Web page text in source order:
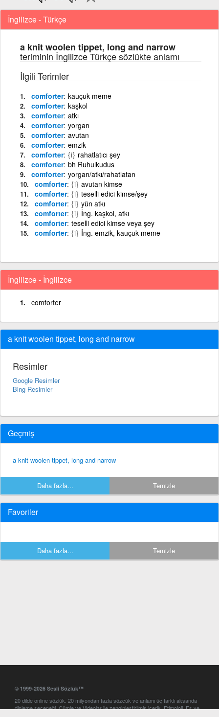
İngilizce - Türkçe
a knit woolen tippet, long and narrow
teriminin İngilizce Türkçe sözlükte anlamı
İlgili Terimler
comforter kauçuk meme
comforter kaşkol
comforter atkı
comforter yorgan
comforter avutan
comforter emzik
comforter {i} rahatlatıcı şey
comforter bh Ruhulkudus
comforter yorgan/atkı/rahatlatan
comforter {i} avutan kimse
comforter {i} teselli edici kimse/şey
comforter {i} yün atkı
comforter {i} İng. kaşkol, atkı
comforter teselli edici kimse veya şey
comforter {i} İng. emzik, kauçuk meme
İngilizce - İngilizce
comforter
a knit woolen tippet, long and narrow
Resimler
Google Resimler
Bing Resimler
Geçmiş
a knit woolen tippet, long and narrow
Daha fazla... Temizle
Favoriler
Daha fazla... Temizle
© 1999-2026 Sesli Sözlük™
20 dilde online sözlük. 20 milyondan fazla sözcük ve anlamı üç farklı aksanda
dinleme seçeneği. Cümle ve Videolar ile zenginleştirilmiş içerik. Etimoloji, Eş ve